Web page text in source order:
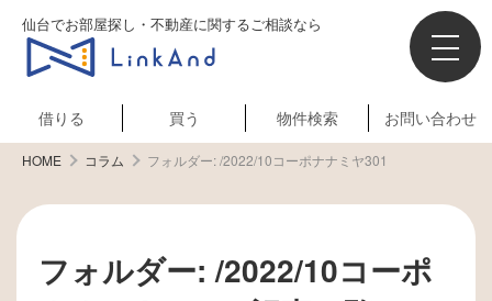
仙台でお部屋探し・不動産に関するご相談なら
借りる 買う 物件検索 お問い合わせ
HOME コラム フォルダー:/2022/10コーポナナミヤ301
フォルダー:/2022/10コーポ